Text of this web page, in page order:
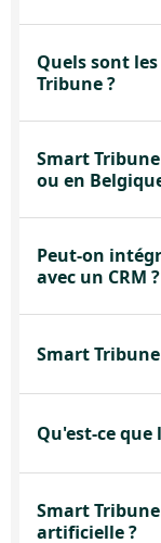
Quels sont
Tribune ?
Smart
ou en
Peut-on
avec un CRM ?
Smart
Qu'est-ce que
Smart
artificielle ?